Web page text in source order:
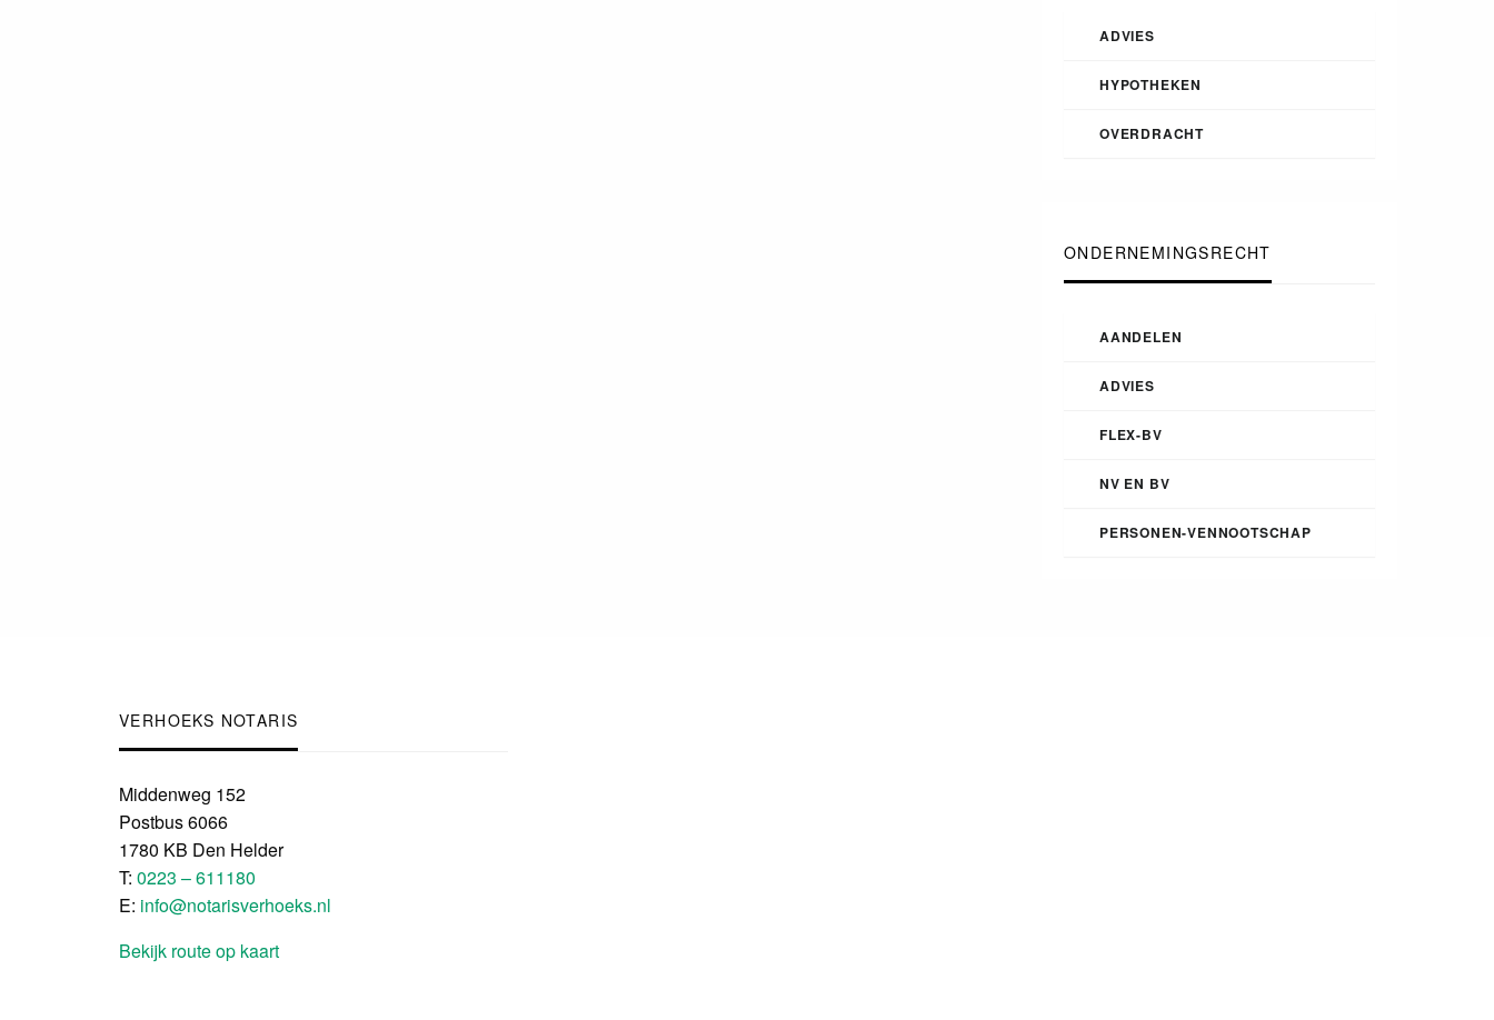
ADVIES
HYPOTHEKEN
OVERDRACHT
ONDERNEMINGSRECHT
AANDELEN
ADVIES
FLEX-BV
NV EN BV
PERSONEN-VENNOOTSCHAP
VERHOEKS NOTARIS
Middenweg 152
Postbus 6066
1780 KB Den Helder
T: 0223 – 611180
E: info@notarisverhoeks.nl
Bekijk route op kaart